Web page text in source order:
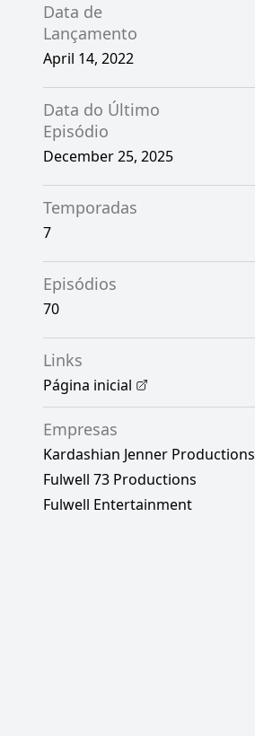
Data de
Lançamento
April 14, 2022
Data do Último
Episódio
December 25, 2025
Temporadas
7
Episódios
70
Links
Página inicial
Empresas
Kardashian Jenner Productions
Fulwell 73 Productions
Fulwell Entertainment